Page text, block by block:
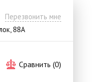
Перезвонить мне
88А
Сравнить (0)